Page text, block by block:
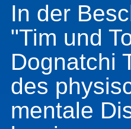
In der
"Tim und
Dognatchi
des
mentale